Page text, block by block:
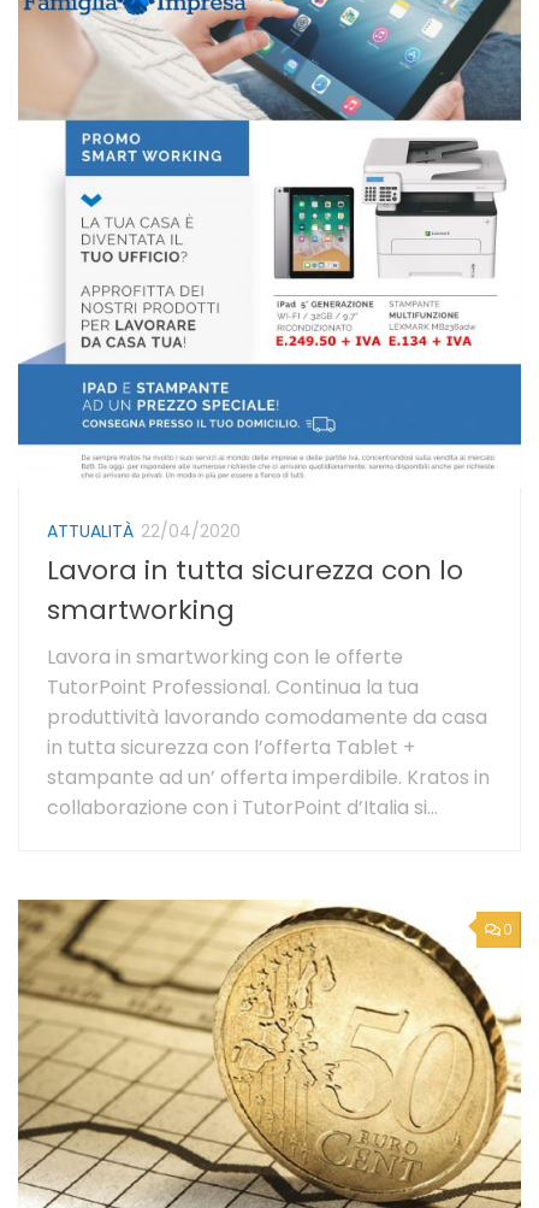
ATTUALITÀ 22/04/2020
Lavora in tutta sicurezza con lo
smartworking
Lavora in smartworking con le offerte
TutorPoint Professional. Continua la tua
produttività lavorando comodamente da casa
in tutta sicurezza con l’offerta Tablet +
stampante ad un’ offerta imperdibile. Kratos in
collaborazione con i TutorPoint d’Italia si...
0